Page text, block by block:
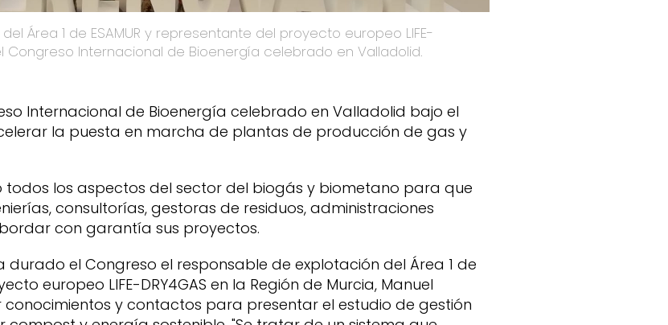
Congreso Internacional de Bioenergía celebrado en Valladolid.
Internacional de Bioenergía celebrado en Valladolid bajo el
la puesta en marcha de plantas de producción de gas y
todos los aspectos del sector del biogás y biometano para que
consultorías, gestoras de residuos, administraciones
con garantía sus proyectos.
el Congreso el responsable de explotación del Área 1 de
europeo LIFE-DRY4GAS en la Región de Murcia, Manuel
y contactos para presentar el estudio de gestión